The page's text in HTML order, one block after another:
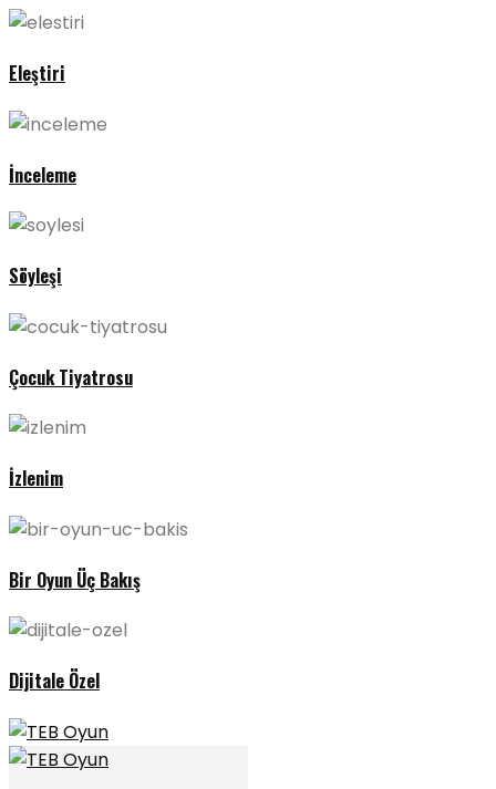
Eleştiri
İnceleme
Söyleşi
Çocuk Tiyatrosu
İzlenim
Bir Oyun Üç Bakış
Dijitale Özel